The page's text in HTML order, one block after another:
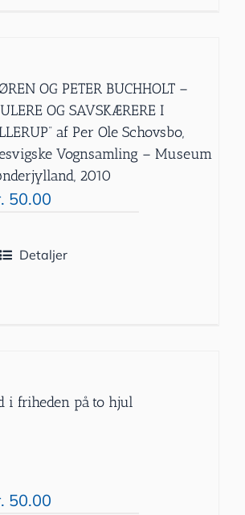
OG PETER BUCHHOLT –
OG SAVSKÆRERE I
af Per Ole Schovsbo,
Vognsamling – Museum
2010
50.00
Detaljer
i friheden på to hjul
50.00